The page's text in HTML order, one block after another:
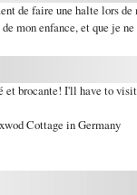
de faire une halte lors de
mon enfance, et que je
et brocante! I'll have to
Cottage in Germany